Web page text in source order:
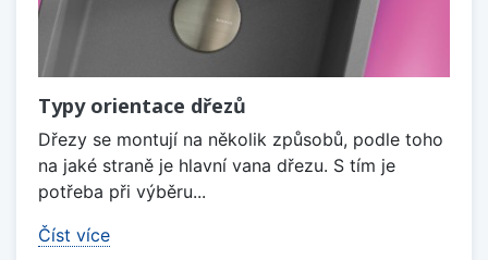
Typy orientace dřezů
Dřezy se montují na několik způsobů, podle toho
na jaké straně je hlavní vana dřezu. S tím je
potřeba při výběru...
Číst více